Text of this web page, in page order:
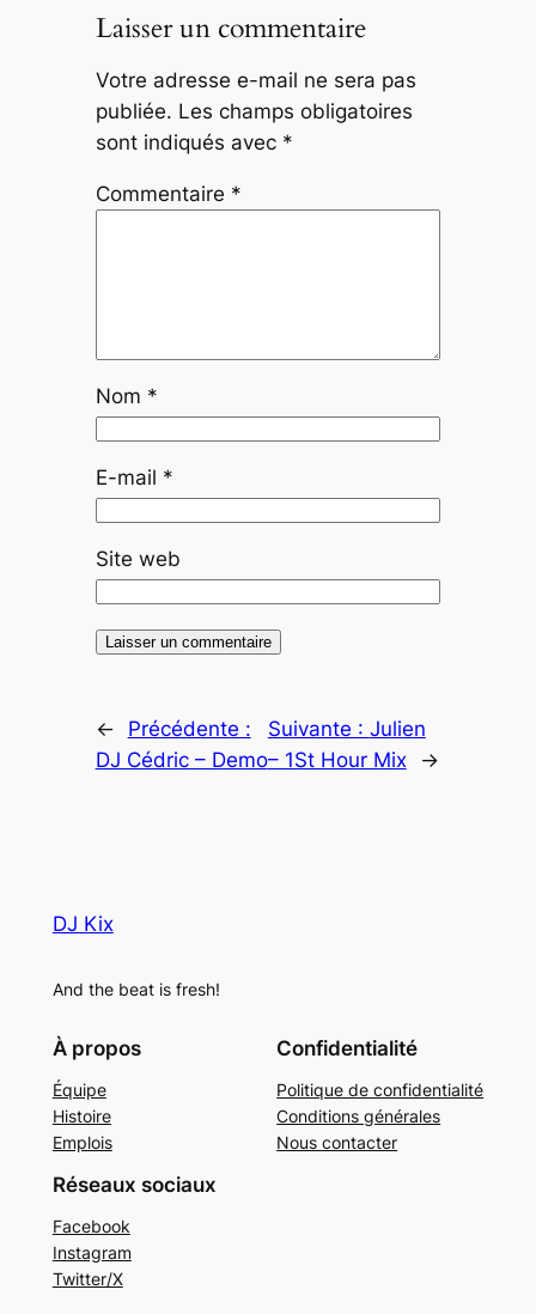
Laisser un commentaire
Votre adresse e-mail ne sera pas
publiée. Les champs obligatoires
sont indiqués avec *
Commentaire *
Nom *
E-mail *
Site web
←
Précédente :
DJ Cédric – Demo
Suivante : Julien
– 1St Hour Mix
→
DJ Kix
And the beat is fresh!
À propos
Équipe
Histoire
Emplois
Confidentialité
Politique de confidentialité
Conditions générales
Nous contacter
Réseaux sociaux
Facebook
Instagram
Twitter/X